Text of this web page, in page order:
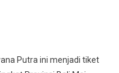
Putra ini menjadi tiket